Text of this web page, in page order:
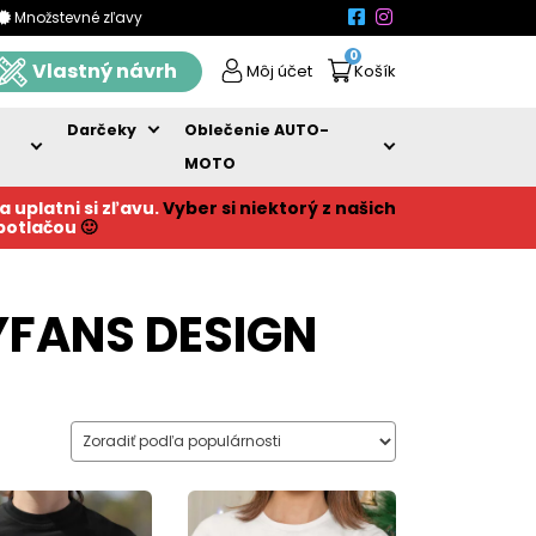
Množstevné zľavy
Vlastný návrh Môj účet
0
Košík
Darčeky
Oblečenie AUTO-
MOTO
a uplatni si zľavu.Vyber si niektorý z našich
🙂
DESIGN